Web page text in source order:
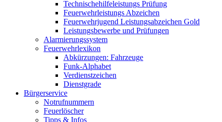
Technischehilfeleistungs Prüfung
Feuerwehrleistungs Abzeichen
Feuerwehrjugend Leistungsabzeichen Gold
Leistungsbewerbe und Prüfungen
Alarmierungssystem
Feuerwehrlexikon
Abkürzungen: Fahrzeuge
Funk-Alphabet
Verdienstzeichen
Dienstgrade
Bürgerservice
Notrufnummern
Feuerlöscher
Tipps & Infos